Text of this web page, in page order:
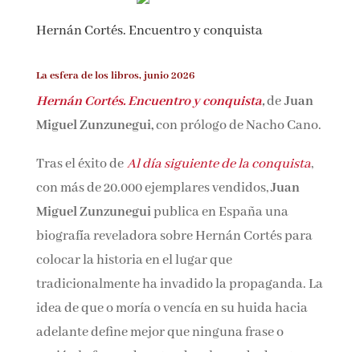
Hernán Cortés. Encuentro y conquista
La esfera de los libros, junio 2026
Hernán Cortés. Encuentro y conquista, deJuan
Miguel Zunzunegui, con prólogo de Nacho
Tras el éxito deAl día siguiente de la conquista
con más de 20.000 ejemplares vendidos,Juan
Miguel Zunzuneguipublica en España una
biografía reveladora sobre Hernán Cortés para
colocar la historia en el lugar que
tradicionalmente ha invadido la propaganda.
La idea de que o moría o vencía en su huida
Nada!
Únete a nuestra comunidad de amantes de la
literatura y recibe las últimas noticias y
Nombre*